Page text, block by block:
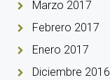
Marzo 2017
Febrero 2017
Enero 2017
Diciembre 2016